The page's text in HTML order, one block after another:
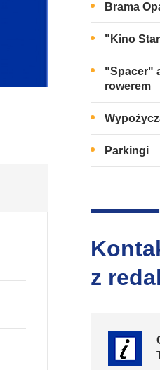
Brama
"Kino
"Spacer"
rowerem
Parkingi
z